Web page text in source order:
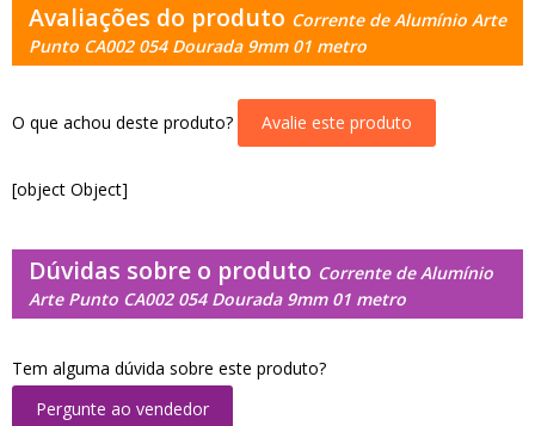
Avaliações do produto Corrente de Alumínio Arte
Punto CA002 054 Dourada 9mm 01 metro
O que achou deste produto? Avalie este produto
[object Object]
Dúvidas sobre o produto Corrente de Alumínio
Arte Punto CA002 054 Dourada 9mm 01 metro
Tem alguma dúvida sobre este produto?
Pergunte ao vendedor